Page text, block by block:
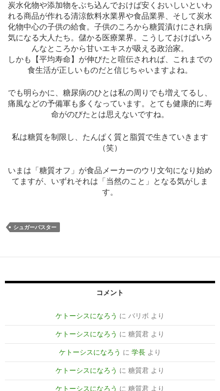
炭水化物や添加物をぶち込んでおけば安くおいしいといわ
れる商品が作れる清涼飲料水業界や食品業界、そして炭水
化物中心の子供の給食。子供のころから糖質漬けにされ病
気になる大人たち。儲かる医療業界。こうしておけばいろ
んなところから甘いエキスが吸える政治家。
しかも【平均寿命】が伸びたと喧伝されれば、これまでの
食生活が正しいものだと信じちゃいますよね。
でも明らかに、糖尿病のひとは私の周りでも増えてるし、
痛風などの予備軍も多くなっています。とても健康的に寿
命がのびたとは思えないですね。
私は糖質を制限し、たんぱく質と脂質で生きていきます
（笑）
いまは「糖質オフ」が食品メーカーのウリ文句になり始め
てますが、いずれそれは「当然のこと」となる気がしま
す。
シュガーバスター
コメント
ケトーシスになろう に バリボ より
ケトーシスになろう に 糖質君 より
ケトーシスになろう に 学長 より
ケトーシスになろう に 糖質君 より
ケトーシスになろう に 糖質君 より